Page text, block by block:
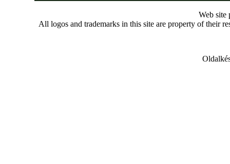
Web site
All logos and trademarks in this site are property of their